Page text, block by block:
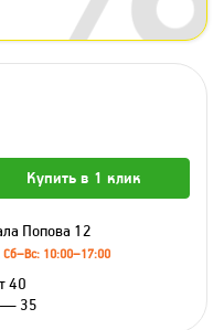
Купить в 1 клик
Попова 12
10:00–17:00
40
— 35